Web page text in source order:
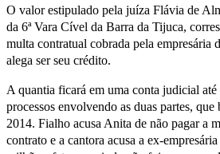
O valor estipulado pela juíza Flávia de
da 6ª Vara Cível da Barra da Tijuca,
multa contratual cobrada pela empresária
alega ser seu crédito.
A quantia ficará em uma conta judicial
processos envolvendo as duas partes, que
2014. Fialho acusa Anita de não pagar a
contrato e a cantora acusa a ex-